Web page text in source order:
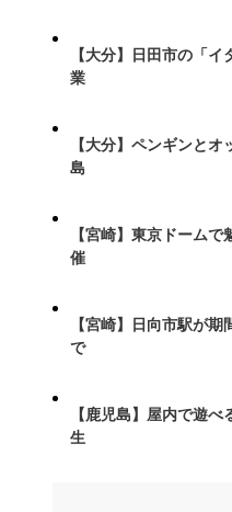
【大分】日田市の「
業
【大分】ペンギンと
島
【宮崎】東京ドーム
催
【宮崎】日向市駅が期
で
【鹿児島】屋内で遊
生